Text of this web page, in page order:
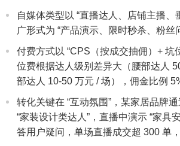
自媒体类型以 “直播达人、店铺主播、
广形式为 “产品演示、限时秒杀、粉丝
付费方式以 “CPS（按成交抽佣）+ 坑
位费根据达人级别差异大（腰部达人
部达人 10-50 万元 / 场），佣金比例
转化关键在 “互动氛围”，某家居品牌
“家装设计类达人”，直播中演示 “家具
答用户疑问，单场直播成交超 300 单